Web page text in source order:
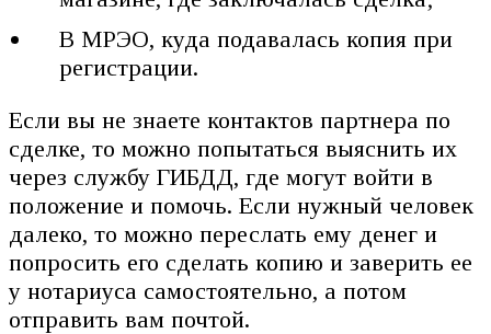
В МРЭО, куда подавалась копия при
регистрации.
Если вы не знаете контактов партнера по
сделке, то можно попытаться выяснить их
через службу ГИБДД, где могут войти в
положение и помочь. Если нужный человек
далеко, то можно переслать ему денег и
попросить его сделать копию и заверить ее
у нотариуса самостоятельно, а потом
отправить вам почтой.